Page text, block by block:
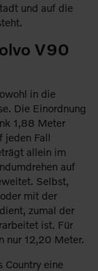
und auf die
V90
in die
Die Einordnung
1,88 Meter
jeden Fall
allein im
auf
Selbst,
mit der
zumal der
ist. Für
nur 12,20 Meter.
Country eine